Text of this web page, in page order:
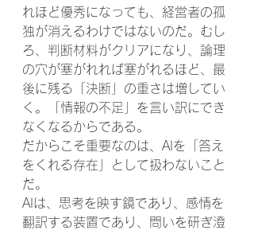
れほど優秀になっても、経営者の孤
独が消えるわけではないのだ。むし
ろ、判断材料がクリアになり、論理
の穴が塞がれれば塞がれるほど、最
後に残る「決断」の重さは増してい
く。「情報の不足」を言い訳にでき
なくなるからである。
だからこそ重要なのは、AIを「答え
をくれる存在」として扱わないこと
だ。
AIは、思考を映す鏡であり、感情を
翻訳する装置であり、問いを研ぎ澄